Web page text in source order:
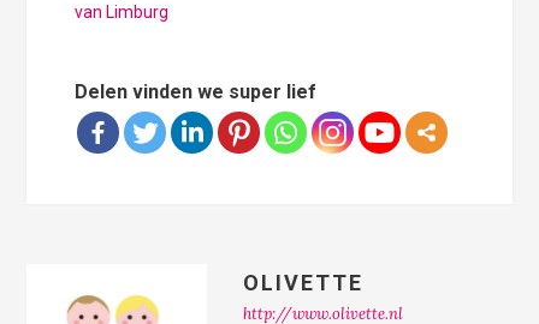
van Limburg
Delen vinden we super lief
OLIVETTE
http://www.olivette.nl